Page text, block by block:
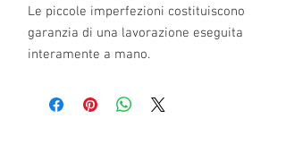
Le piccole imperfezioni costituiscono
garanzia di una lavorazione eseguita
interamente a mano.